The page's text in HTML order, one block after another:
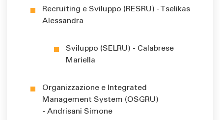
Recruiting e Sviluppo (RESRU) - Tselikas
Alessandra
Sviluppo (SELRU) - Calabrese
Mariella
Organizzazione e Integrated
Management System (OSGRU)
- Andrisani Simone